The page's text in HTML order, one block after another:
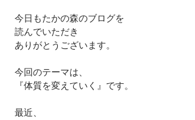
今日もたかの森のブログを
読んでいただき
ありがとうございます。
今回のテーマは、
『体質を変えていく』です。
最近、